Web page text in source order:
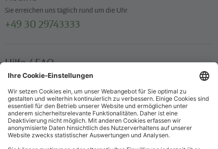
Sie erreichen uns täglich rund um die Uhr
+49 30 29743333
Hilfe / FAQ
Die wichtigsten Antworten und Hilfestellungen für unterwegs
Verkaufsstellen
Ticketverkauf und persönliche Beratung